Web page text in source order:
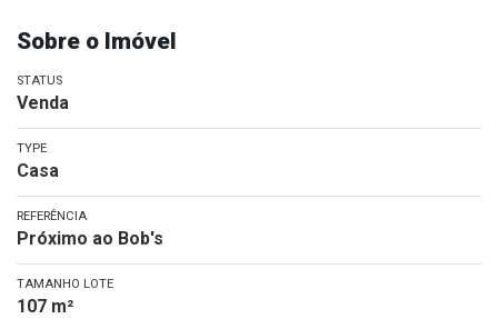
Sobre o Imóvel
STATUS
Venda
TYPE
Casa
REFERÊNCIA
Próximo ao Bob's
TAMANHO LOTE
107 m²